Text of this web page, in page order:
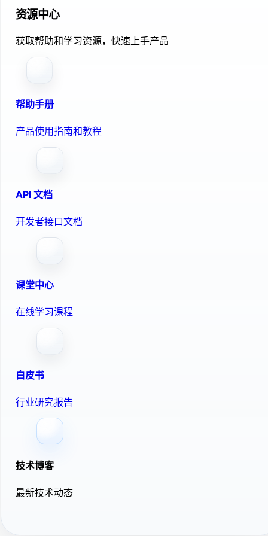
资源中心
获取帮助和学习资源，快速上手产品
帮助手册
产品使用指南和教程
API 文档
开发者接口文档
课堂中心
在线学习课程
白皮书
行业研究报告
技术博客
最新技术动态